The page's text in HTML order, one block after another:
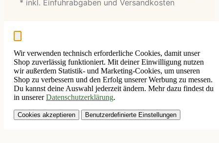
* inkl. Einfuhrabgaben und Versandkosten
Wir verwenden technisch erforderliche Cookies, damit unser
Shop zuverlässig funktioniert. Mit deiner Einwilligung nutzen
wir außerdem Statistik- und Marketing-Cookies, um unseren
Shop zu verbessern und den Erfolg unserer Werbung zu messen.
Du kannst deine Auswahl jederzeit ändern. Mehr dazu findest du
in unsererDatenschutzerklärung.
Cookies akzeptieren Benutzerdefinierte Einstellungen